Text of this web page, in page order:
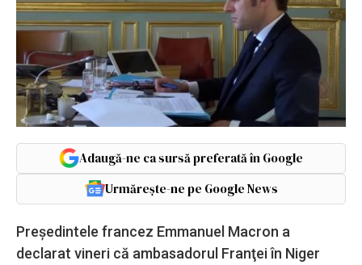
Adaugă-ne ca sursă preferată în Google
Urmărește-ne pe Google News
Preşedintele francez Emmanuel Macron a
declarat vineri că ambasadorul Franţei în Niger